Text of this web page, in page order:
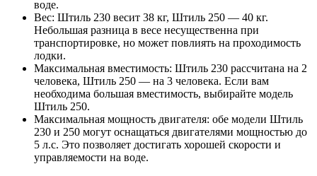
воде.
Вес: Штиль 230 весит 38 кг, Штиль 250 — 40 кг.
Небольшая разница в весе несущественна при
транспортировке, но может повлиять на проходимость
лодки.
Максимальная вместимость: Штиль 230 рассчитана на 2
человека, Штиль 250 — на 3 человека. Если вам
необходима большая вместимость, выбирайте модель
Штиль 250.
Максимальная мощность двигателя: обе модели Штиль
230 и 250 могут оснащаться двигателями мощностью до
5 л.с. Это позволяет достигать хорошей скорости и
управляемости на воде.